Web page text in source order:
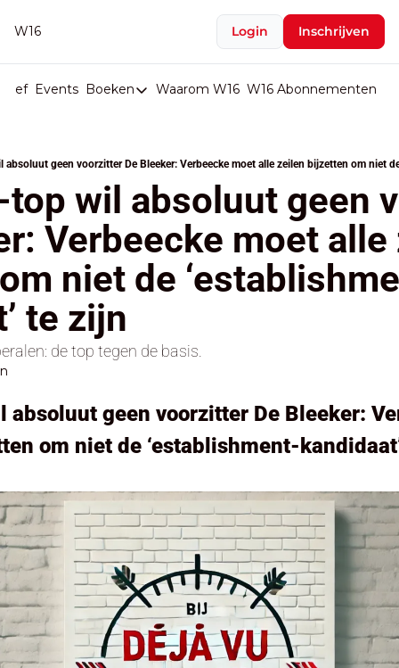
W16 Login Inschrijven
Events Boeken
Boeken
Boeken
Stop de Persen
Het Merk België
De Doodgravers van België
Waarom W16 W16 Abonnementen
top wil absoluut geen
Verbeecke moet
niet de
te zijn
de top tegen de basis.
absoluut geen voorzitter De Bleeker:
om niet de ‘establishment-